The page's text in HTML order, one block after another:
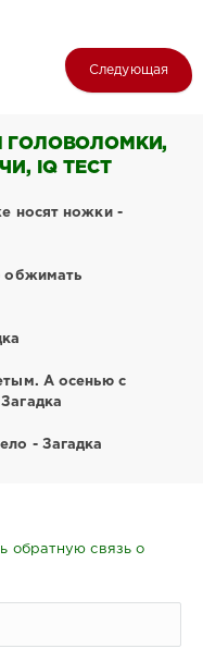
Следующая
ГОЛОВОЛОМКИ,
IQ ТЕСТ
носят ножки -
обжимать
А осенью с
- Загадка
обратную связь о